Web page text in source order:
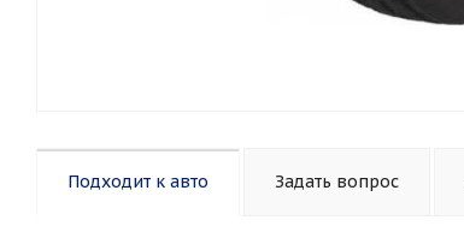
Подходит к авто Задать вопрос